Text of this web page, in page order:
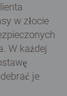
w złocie
W każdej
je